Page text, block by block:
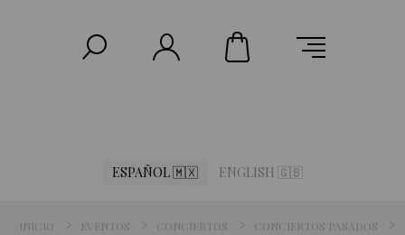
ESPAÑOL 🇲🇽 ENGLISH 🇬🇧
INICIO EVENTOS CONCIERTOS
CONCIERTOS PASADOS